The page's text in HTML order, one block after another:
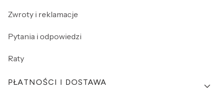
Zwroty i reklamacje
Pytania i odpowiedzi
Raty
PŁATNOŚCI I DOSTAWA